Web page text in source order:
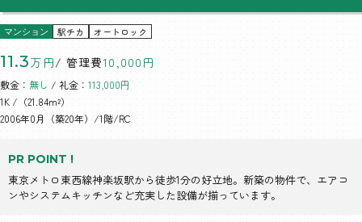
PR POINT !
東京メトロ東西線神楽坂駅から徒歩1分の好立地。新築の物件で、エアコ
ンやシステムキッチンなど充実した設備が揃っています。
マンション 駅チカ オートロック
11.3万円/ 管理費10,000円
敷金： 無し / 礼金： 113,000円
1K /（21.84m²）
2006年0月（築20年）/1階/RC